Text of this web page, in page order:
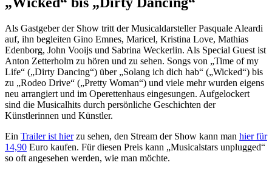
Als Gastgeber der Show tritt der Musicaldarsteller Pasquale Aleardi
auf, ihn begleiten Gino Emnes, Maricel, Kristina Love, Mathias
Edenborg, John Vooijs und Sabrina Weckerlin. Als Special Guest ist
Anton Zetterholm zu hören und zu sehen. Songs von „Time of my
Life“ („Dirty Dancing“) über „Solang ich dich hab“ („Wicked“) bis
zu „Rodeo Drive“ („Pretty Woman“) und viele mehr wurden eigens
neu arrangiert und im Operettenhaus eingesungen. Aufgelockert
sind die Musicalhits durch persönliche Geschichten der
Künstlerinnen und Künstler.
Ein Trailer ist hierzu sehen, den Stream der Show kann man hier für
14,90 Euro kaufen. Für diesen Preis kann „Musicalstars unplugged“
so oft angesehen werden, wie man möchte.